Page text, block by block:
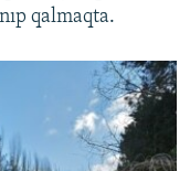
qalmaqta.